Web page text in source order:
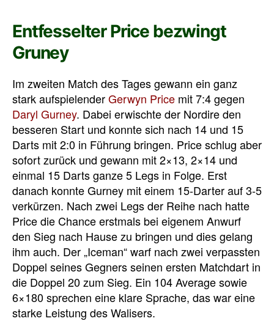
Entfesselter Price bezwingt
Gruney
Im zweiten Match des Tages gewann ein ganz
stark aufspielenderGerwyn Price mit 7:4 gegen
Daryl Gurney. Dabei erwischte der Nordire den
besseren Start und konnte sich nach 14 und 15
Darts mit 2:0 in Führung bringen. Price schlug aber
sofort zurück und gewann mit 2×13, 2×14 und
einmal 15 Darts ganze 5 Legs in Folge. Erst
danach konnte Gurney mit einem 15-Darter auf 3-5
verkürzen. Nach zwei Legs der Reihe nach hatte
Price die Chance erstmals bei eigenem Anwurf
den Sieg nach Hause zu bringen und dies gelang
ihm auch. Der „Iceman“ warf nach zwei verpassten
Doppel seines Gegners seinen ersten Matchdart in
die Doppel 20 zum Sieg. Ein 104 Average sowie
6×180 sprechen eine klare Sprache, das war eine
starke Leistung des Walisers.